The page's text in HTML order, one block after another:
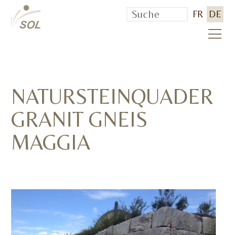
FR DE
NATURSTEINQUADER
GRANIT GNEIS
MAGGIA